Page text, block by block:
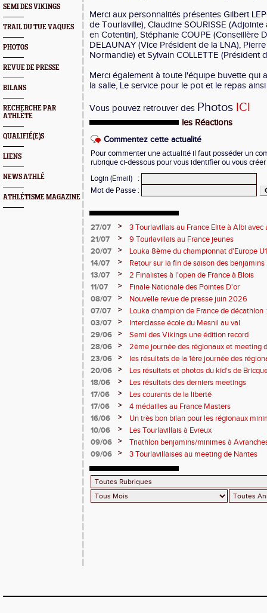
SEMI DES VIKINGS
TRAIL DU TUE VAQUES
PHOTOS
REVUE DE PRESSE
BILANS
RECHERCHE PAR
ATHLÈTE
QUALIFIÉ(E)S
LIENS
NEWS ATHLÉ
ATHLÉTISME MAGAZINE
Merci aux personnalités présentes Gilbert
de Tourlaville), Claudine SOURISSE
en Cotentin), Stéphanie COUPE (Conseillère
DELAUNAY (Vice Président de la LNA),
Normandie) et Sylvain COLLETTE (Président
Merci également à toute l'équipe buvette qui
la salle, Le service pour le pot et le repas
Vous pouvez retrouver des Photos ICI
les Réactions
Commentez cette actualité
Pour commenter une actualité il faut posséder un
rubrique ci-dessous pour vous identifier ou vous
Login (Email)
:
Mot de Passe :
27/07 >
3 Tourlavillais au France Elite à Albi
Juliette
21/07 >
9 Tourlavillais au France jeunes
20/07
>
Louka 8ème du championnat d'Europe
14/07
>
Retour sur la fin de saison des benjamins
13/07
>
2 Finalistes à l'open de France à Blois
11/07
>
Finale Nationale des Pointes D'or
08/07
>
Nouvelle revue de presse juin 2026
07/07
>
Louka champion de France de décathlon
points !
03/07 >
Interclasse école du Mesnil au val
29/06
>
Semi des Vikings une édition record
28/06
>
2ème journée des régionaux et meeting
23/06
>
les résultats de la 1ère journée des
2 titres
20/06 >
Les résultats et photos du kid's de
18/06
>
Les résultats des derniers meetings
17/06
>
Les courants de la liberté
17/06
>
4 médailles au France Masters
16/06
>
Un très bon bilan pour les régionaux
10/06
>
Les Tourlavillais à Evreux
09/06
>
Triathlon benjamins/minimes à
09/06
> 3 Tourlavillaises au meeting de Nantes